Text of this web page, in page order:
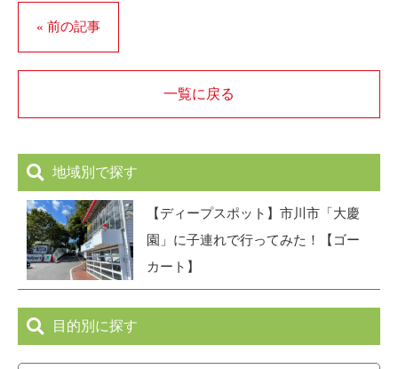
« 前の記事
一覧に戻る
地域別で探す
【ディープスポット】市川市「大慶
園」に子連れで行ってみた！【ゴー
カート】
目的別に探す